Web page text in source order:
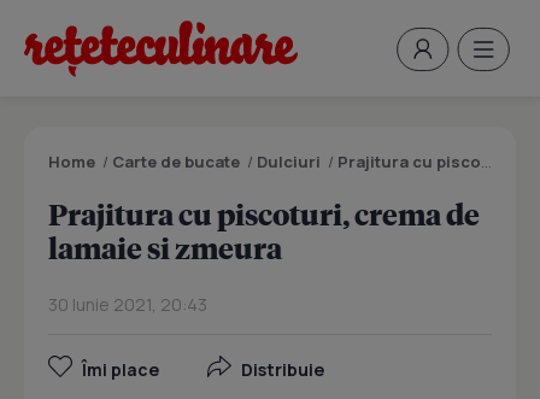
Home / Carte de bucate / Dulciuri / Prajitura cu piscoturi, crema de lamaie si zmeura
Prajitura cu piscoturi, crema de
lamaie si zmeura
30 Iunie 2021, 20:43
Îmi place Distribuie